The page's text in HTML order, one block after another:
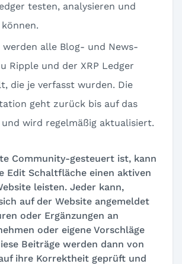
testen, analysieren und
werden alle Blog- und News-
Ripple und der XRP Ledger
die je verfasst wurden. Die
geht zurück bis auf das
und wird regelmäßig aktualisiert.
Community-gesteuert ist, kann
Edit Schaltfläche einen aktiven
leisten. Jeder kann,
auf der Website angemeldet
oder Ergänzungen an
oder eigene Vorschläge
Beiträge werden dann von
ihre Korrektheit geprüft und